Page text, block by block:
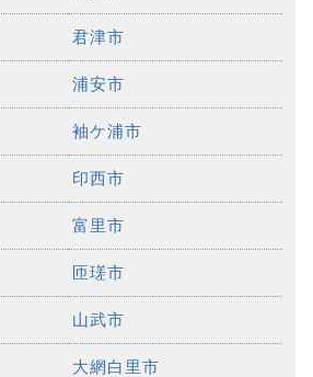
君津市
浦安市
袖ケ浦市
印西市
富里市
匝瑳市
山武市
大網白里市